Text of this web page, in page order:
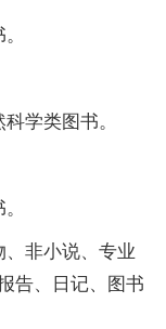
学类图书。
非小说、专业
告、日记、图书